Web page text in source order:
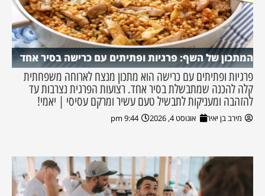
המתכון של השף: פרגיות ופתיתים עם כרישה בסיר אחד
פרגיות ופתיתים עם כרישה הוא מתכון מנצח לארוחה משפחתית
קלה להכנה שמתבשלת בסיר אחד. רצועות הפרגית נצרבות עד
להזהבה ומעניקות לתבשיל טעם עשיר ומרקם עסיסי | יאמי!
מירב בן יאיר אוגוסט 4, 2026 9:44 pm